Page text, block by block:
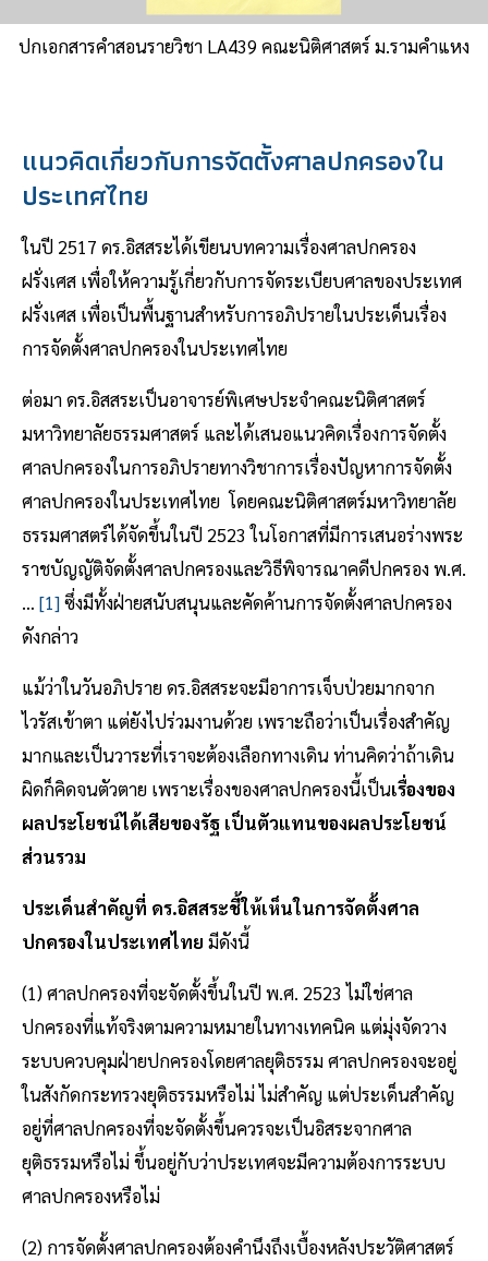
ปกเอกสารคำสอนรายวิชา LA439 คณะนิติศาสตร์ ม.รามคำแหง
แนวคิดเกี่ยวกับการจัดตั้งศาลปกครองใน
ประเทศไทย
ในปี 2517 ดร.อิสสระได้เขียนบทความเรื่องศาลปกครอง
ฝรั่งเศส เพื่อให้ความรู้เกี่ยวกับการจัดระเบียบศาลของประเทศ
ฝรั่งเศส เพื่อเป็นพื้นฐานสำหรับการอภิปรายในประเด็นเรื่อง
การจัดตั้งศาลปกครองในประเทศไทย
ต่อมา ดร.อิสสระเป็นอาจารย์พิเศษประจำคณะนิติศาสตร์
มหาวิทยาลัยธรรมศาสตร์ และได้เสนอแนวคิดเรื่องการจัดตั้ง
ศาลปกครองในการอภิปรายทางวิชาการเรื่องปัญหาการจัดตั้ง
ศาลปกครองในประเทศไทย โดยคณะนิติศาสตร์มหาวิทยาลัย
ธรรมศาสตร์ได้จัดขึ้นในปี 2523 ในโอกาสที่มีการเสนอร่างพระ
ราชบัญญัติจัดตั้งศาลปกครองและวิธีพิจารณาคดีปกครอง พ.ศ.
… [1]ซึ่งมีทั้งฝ่ายสนับสนุนและคัดค้านการจัดตั้งศาลปกครอง
ดังกล่าว
แม้ว่าในวันอภิปราย ดร.อิสสระจะมีอาการเจ็บป่วยมากจาก
ไวรัสเข้าตา แต่ยังไปร่วมงานด้วย เพราะถือว่าเป็นเรื่องสำคัญ
มากและเป็นวาระที่เราจะต้องเลือกทางเดิน ท่านคิดว่าถ้าเดิน
ผิดก็คิดจนตัวตาย เพราะเรื่องของศาลปกครองนี้เป็นเรื่องของ
ผลประโยชน์ได้เสียของรัฐ เป็นตัวแทนของผลประโยชน์
ส่วนรวม
ประเด็นสำคัญที่ ดร.อิสสระชี้ให้เห็นในการจัดตั้งศาล
ปกครองในประเทศไทย มีดังนี้
(1) ศาลปกครองที่จะจัดตั้งขึ้นในปี พ.ศ. 2523 ไม่ใช่ศาล
ปกครองที่แท้จริงตามความหมายในทางเทคนิค แต่มุ่งจัดวาง
ระบบควบคุมฝ่ายปกครองโดยศาลยุติธรรม ศาลปกครองจะอยู่
ในสังกัดกระทรวงยุติธรรมหรือไม่ ไม่สำคัญ แต่ประเด็นสำคัญ
อยู่ที่ศาลปกครองที่จะจัดตั้งขึ้นควรจะเป็นอิสระจากศาล
ยุติธรรมหรือไม่ ขึ้นอยู่กับว่าประเทศจะมีความต้องการระบบ
ศาลปกครองหรือไม่
(2) การจัดตั้งศาลปกครองต้องคำนึงถึงเบื้องหลังประวัติศาสตร์